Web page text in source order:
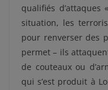
qualifiés d’attaques «
situation, les
pour renverser des
permet – ils
de couteaux ou
qui s’est produit à